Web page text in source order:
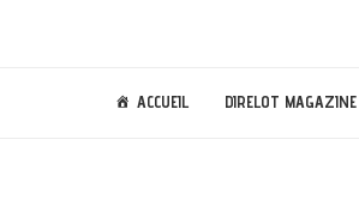
ACCUEIL DIRELOT MAGAZINE